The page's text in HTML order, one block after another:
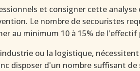
et consigner cette analyse
Le nombre de secouristes
au minimum 10 à 15% de
ou la logistique,
disposer d'un nombre suffisant de